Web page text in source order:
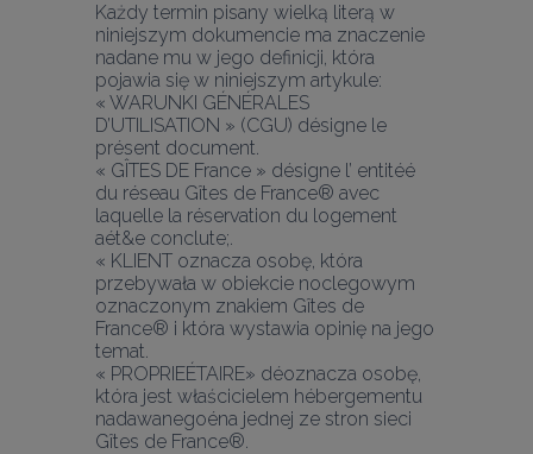
Każdy termin pisany wielką literą w
niniejszym dokumencie ma znaczenie
nadane mu w jego definicji, która
pojawia się w niniejszym artykule:
« WARUNKI GÉNÉRALES
D’UTILISATION » (CGU) désigne le
présent document.
« GÎTES DE France » désigne l’ entitéé
du réseau Gîtes de France® avec
laquelle la réservation du logement
aét&e conclute;.
« KLIENT oznacza osobę, która
przebywała w obiekcie noclegowym
oznaczonym znakiem Gîtes de
France® i która wystawia opinię na jego
temat.
« PROPRIEÉTAIRE» déoznacza osobę,
która jest właścicielem hébergementu
nadawanegoéna jednej ze stron sieci
Gîtes de France®.